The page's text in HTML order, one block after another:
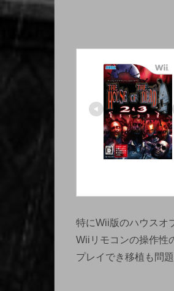
特にWii版のハウスオ
Wiiリモコンの操作性
プレイでき移植も問